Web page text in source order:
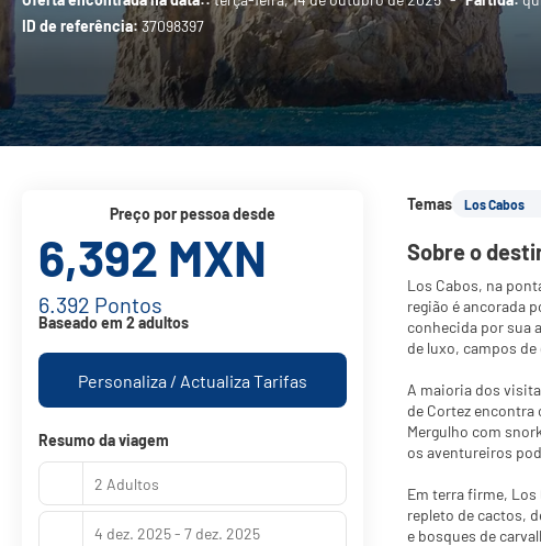
ID de referência:37098397
Temas Los Cabos
Sobre o
Los Cabos, na
região é ancorada
conhecida por sua
de luxo, campos
A maioria dos
de Cortez
Mergulho com
os aventureiros
Em terra firme, Los
repleto de cactos,
e bosques de
preço por pessoa desde
6,392 MXN
6.392 Pontos
Baseado em 2 adultos
Personaliza / Actualiza Tarifas
Resumo da viagem
2 Adultos
4 dez. 2025 - 7 dez. 2025